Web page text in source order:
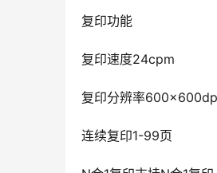
复印功能
复印速度24cpm
复印分辨率
连续复印1-99页